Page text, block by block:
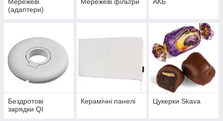
(адаптери)
Бездротові
зарядки QI
Керамічні панелі Цукерки Skava